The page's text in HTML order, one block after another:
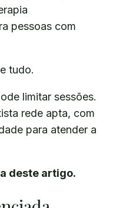
pessoas com
tudo.
limitar sessões.
rede apta, com
para atender a
deste artigo.